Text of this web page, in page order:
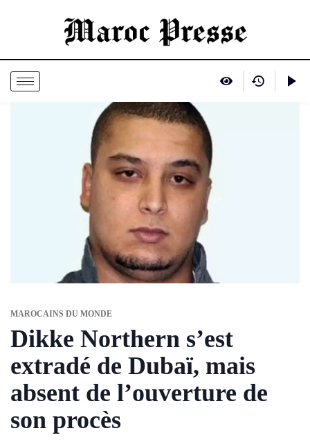
MAROCAINS DU MONDE
Dikke Northern s’est
extradé de Dubaï, mais
absent de l’ouverture de
son procès